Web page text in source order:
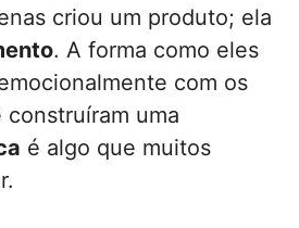
criou um produto; ela
. A forma como eles
com os
uma
é algo que muitos